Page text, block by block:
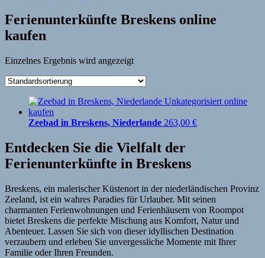
Ferienunterkünfte Breskens online
kaufen
Einzelnes Ergebnis wird angezeigt
Zeebad in Breskens, Niederlande 263,00 €
Entdecken Sie die Vielfalt der
Ferienunterkünfte in Breskens
Breskens, ein malerischer Küstenort in der niederländischen Provinz
Zeeland, ist ein wahres Paradies für Urlauber. Mit seinen
charmanten Ferienwohnungen und Ferienhäusern von Roompot
bietet Breskens die perfekte Mischung aus Komfort, Natur und
Abenteuer. Lassen Sie sich von dieser idyllischen Destination
verzaubern und erleben Sie unvergessliche Momente mit Ihrer
Familie oder Ihren Freunden.